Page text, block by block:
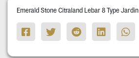
Emerald Stone Citraland Lebar 8 Type Jardin